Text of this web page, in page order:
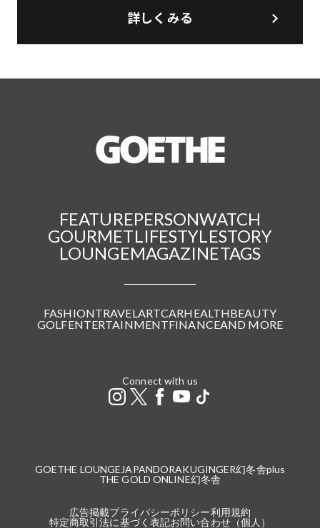
詳しくみる
FEATUREPERSONWATCH
GOURMETLIFESTYLESTORY
LOUNGEMAGAZINETAGS
FASHIONTRAVELARTCARHEALTHBEAUTY
GOLFENTERTAINMENTFINANCEAND MORE
Connect with us
GOETHE LOUNGE JAPANDORAKUGINGER幻冬舎plus
THE GOLD ONLINE幻冬舎
広告掲載プライバシーポリシー利用規約
特定商取引法に基づく表記お問い合わせ（個人）